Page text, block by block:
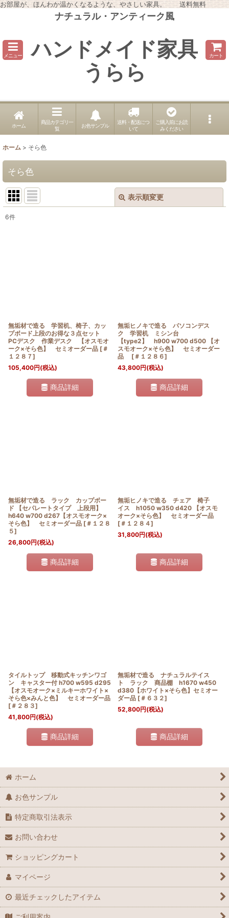
お部屋が、ほんわか温かくなるような、やさしい家具。 送料無料
ナチュラル・アンティーク風
メニュー ハンドメイド家具
うらら
カート
ホーム
商品カテゴリ一
覧
お色サンプル
送料・配送につ
いて
ご購入前にお読
みください
ホーム > そら色
そら色
表示順変更
6件
無垢材で造る 学習机、椅子、カッ
プボード上段のお得な３点セット
PCデスク 作業デスク 【オスモオ
ーク×そら色】 セミオーダー品 [ ＃
１２８７]
105,400円(税込)
商品詳細
無垢ヒノキで造る パソコンデス
ク 学習机 ミシン台
【type2】 h900 w700 d500 【オ
スモオーク×そら色】 セミオーダー
品
[ ＃１２８６]
43,800円(税込)
商品詳細
無垢材で造る ラック カップボー
ド 【セパレートタイプ 上段用】
h640 w700 d267【オスモオーク×
そら色】 セミオーダー品 [ ＃１２８
５]
26,800円(税込)
商品詳細
無垢ヒノキで造る チェア 椅子
イス h1050 w350 d420 【オスモ
オーク×そら色】 セミオーダー品
[ ＃１２８４]
31,800円(税込)
商品詳細
タイルトップ 移動式キッチンワゴ
ン キャスター付 h700 w595 d295
【オスモオーク×ミルキーホワイト×
そら色×みんと色】 セミオーダー品
[ ＃２８３]
41,800円(税込)
商品詳細
無垢材で造る ナチュラルテイス
ト ラック 商品棚 h1670 w450
d380【ホワイト×そら色】セミオー
ダー品 [ ＃６３２]
52,800円(税込)
商品詳細
ホーム
お色サンプル
特定商取引法表示
お問い合わせ
ショッピングカート
マイページ
最近チェックしたアイテム